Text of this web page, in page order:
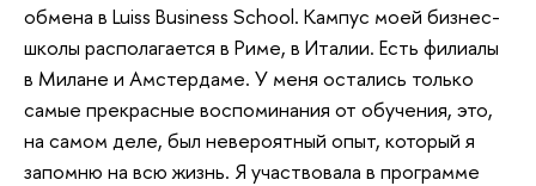
обмена в Luiss Business School. Кампус моей бизнес-
школы располагается в Риме, в Италии. Есть филиалы
в Милане и Амстердаме. У меня остались только
самые прекрасные воспоминания от обучения, это,
на самом деле, был невероятный опыт, который я
запомню на всю жизнь. Я участвовала в программе